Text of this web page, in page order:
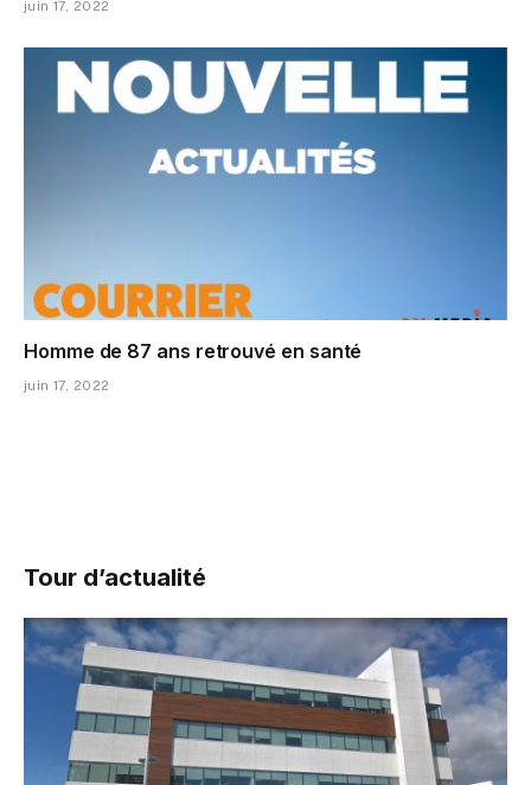
juin 17, 2022
Homme de 87 ans retrouvé en santé
juin 17, 2022
Tour d’actualité